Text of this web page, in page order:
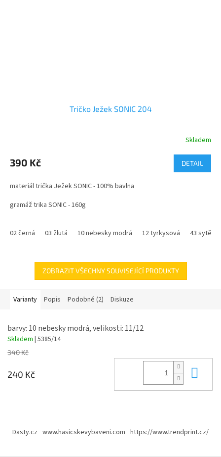
Tričko Ježek SONIC 204
produktu
je
z
hvězdiček.
Skladem
390 Kč DETAIL
materiál trička Ježek SONIC - 100% bavlna
gramáž trika SONIC - 160g
02 černá
03 žlutá 10 nebesky modrá 12 tyrkysová 43 sytě
ZOBRAZIT VŠECHNY SOUVISEJÍCÍ PRODUKTY
Varianty Popis Podobné (2) Diskuze
barvy: 10 nebesky modrá, velikosti: 11/12
Skladem | 5385/14
340 Kč
240 Kč
Dasty.cz www.hasicskevybaveni.com https://www.trendprint.cz/